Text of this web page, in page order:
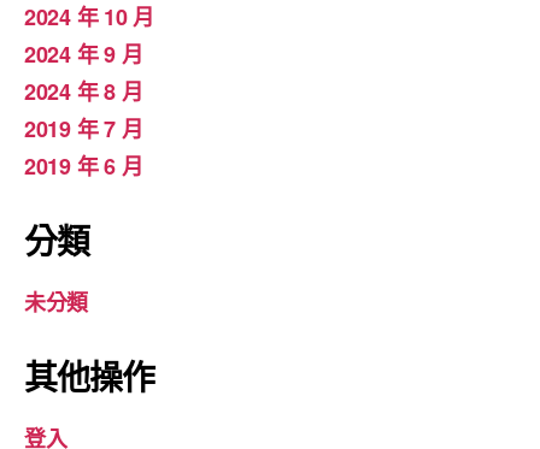
2024 年 10 月
2024 年 9 月
2024 年 8 月
2019 年 7 月
2019 年 6 月
分類
未分類
其他操作
登入